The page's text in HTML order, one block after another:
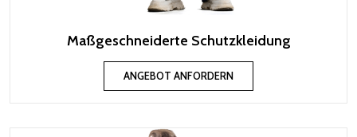
Maßgeschneiderte Schutzkleidung
ANGEBOT ANFORDERN